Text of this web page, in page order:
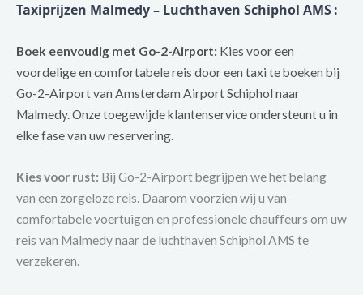
Taxiprijzen Malmedy – Luchthaven Schiphol AMS:
Boek eenvoudig met Go-2-Airport: Kies voor een
voordelige en comfortabele reis door een taxi te boeken bij
Go-2-Airport van Amsterdam Airport Schiphol naar
Malmedy. Onze toegewijde klantenservice ondersteunt u in
elke fase van uw reservering.
Kies voor rust: Bij Go-2-Airport begrijpen we het belang
van een zorgeloze reis. Daarom voorzien wij u van
comfortabele voertuigen en professionele chauffeurs om uw
reis van Malmedy naar de luchthaven Schiphol AMS te
verzekeren.